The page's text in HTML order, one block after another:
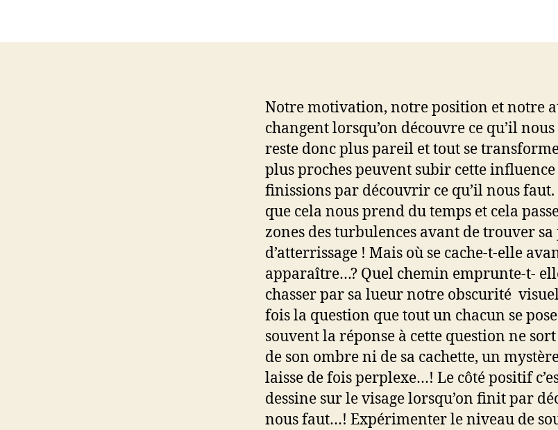
Notre motivation, notre position et notre
changent lorsqu’on découvre ce qu’il
reste donc plus pareil et tout se
plus proches peuvent subir cette
finissions par découvrir ce qu’il nous
que cela nous prend du temps et cela
zones des turbulences avant de trouver sa
d’atterrissage ! Mais où se cache-t-elle
apparaître…? Quel chemin emprunte-t-
chasser par sa lueur notre obscurité
fois la question que tout un chacun se
souvent la réponse à cette question ne
de son ombre ni de sa cachette, un
laisse de fois perplexe…! Le côté positif
dessine sur le visage lorsqu’on finit par
nous faut…! Expérimenter le niveau de